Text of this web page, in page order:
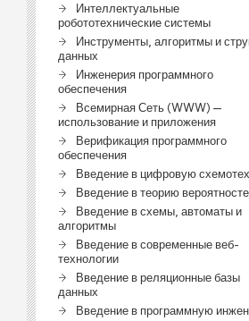
Интеллектуальные
робототехнические системы
Инструменты, алгоритмы и
данных
Инженерия программного
обеспечения
Всемирная Сеть (WWW) —
использование и приложения
Верификация программного
обеспечения
Введение в цифровую
Введение в теорию
Введение в схемы, автоматы и
алгоритмы
Введение в современные веб-
технологии
Введение в реляционные базы
данных
Введение в программную